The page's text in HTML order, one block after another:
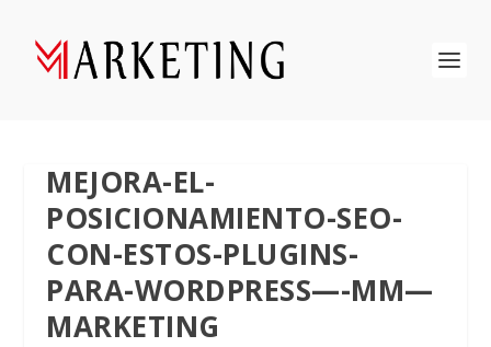
MEJORA-EL-
POSICIONAMIENTO-SEO-
CON-ESTOS-PLUGINS-
PARA-WORDPRESS—-MM—
MARKETING